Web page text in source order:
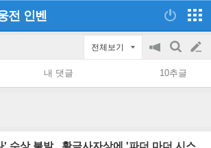
전 인벤
전체보기
공
지
on/off
검
색
글
쓰
내 댓글 10추글
' 수상 불발...황금사자상에 '파더 마더 시스